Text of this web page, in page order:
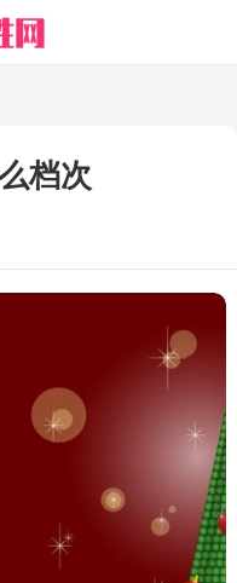
档次